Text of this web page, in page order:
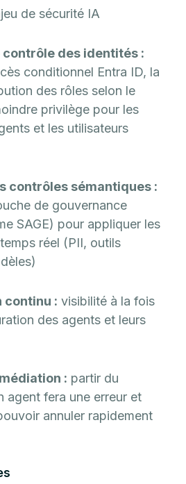
de sécurité IA
des identités :
conditionnel Entra ID, la
des rôles selon le
privilège pour les
et les utilisateurs
contrôles sémantiques :
de gouvernance
SAGE) pour appliquer les
réel (PII, outils
continu : visibilité à la fois
des agents et leurs
: partir du
agent fera une erreur et
annuler rapidement